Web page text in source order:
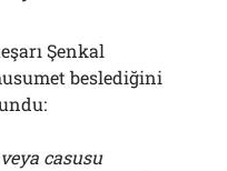
Şenkal
beslediğini
casusu